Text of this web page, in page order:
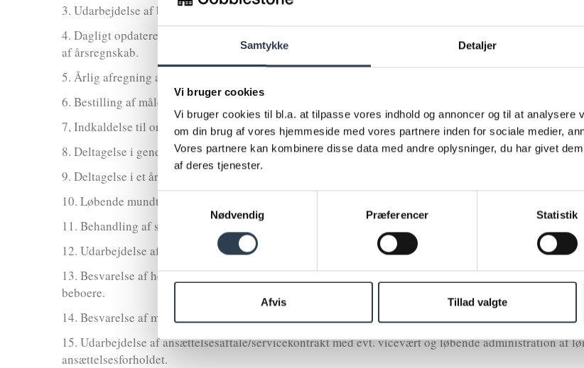
Samtykke Detaljer
Vi bruger cookies
Vi bruger cookies til bl.a. at tilpasse vores indhold og annoncer og til at analysere
om din brug af vores hjemmeside med vores partnere inden for sociale medier,
Vores partnere kan kombinere disse data med andre oplysninger, du har givet
af deres tjenester.
Samtykkevalg
Nødvendig
Præferencer Statistik
Afvis Tillad valgte
3. Udarbejdelse af budget, herunder forslag til regulering af boligafgift og antennebidrag.
4. Dagligt opdateret bogholderi via vores bogholderi, kvartalsvis budgetkontrol og årlig fremsendelse
af årsregnskab.
5. Årlig afregning af forbrugsregnskab for varme og/eller vand overfor beboerne.
6. Bestilling af måleraflæsning i forbindelse med fraflytninger.
7, Indkaldelse til ordinær generalforsamling i samarbejde med bestyrelsen.
8. Deltagelse i generalforsamling som dirigent og referent.
9. Deltagelse i et årligt regnskabsmøde.
10. Løbende mundtlig juridisk og økonomisk rådgivning til bestyrelsen, herunder telefonisk rådgivning
11. Behandling af skadesager vedrørende ejendommen og de enkelte lejligheder.
12. Udarbejdelse af overdragelsesaftaler mv. og ekspedition af handler mod særskilt gebyr.
13. Besvarelse af henvendelser fra beboere i det omfang disse ikke skal rettes til bestyrelsen eller til
beboere.
14. Besvarelse af myndighedshenvendelser og ejendomsmæglerhenvendelser (i ejerforeninger).
15. Udarbejdelse af ansættelsesaftale/servicekontrakt med evt. vicevært og løbende administration af
ansættelsesforholdet.